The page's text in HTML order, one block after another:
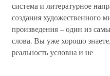
система и литературное
создания художественного
произведения – один из
слова. Вы уже хорошо
реальность условна и не